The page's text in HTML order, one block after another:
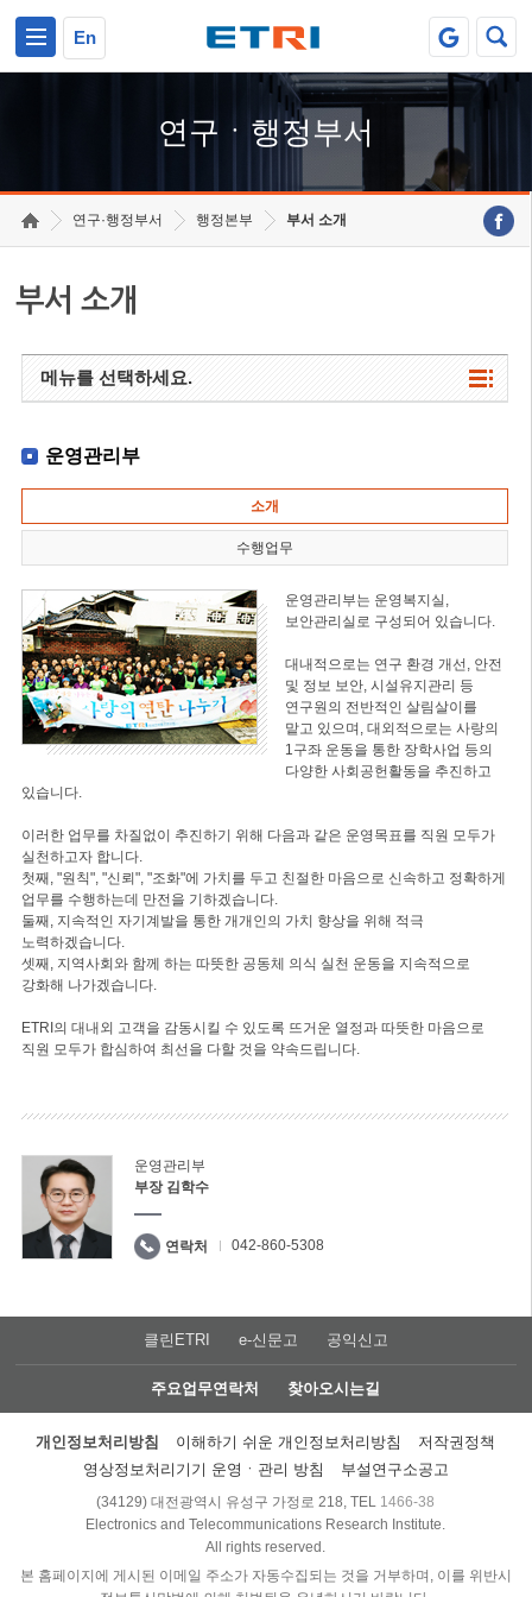
En
연구ㆍ행정부서
연구·행정부서 행정본부 부서 소개
부서 소개
메뉴를 선택하세요.
운영관리부
소개
수행업무
운영관리부는 운영복지실,
보안관리실로 구성되어 있습니다.
대내적으로는 연구 환경 개선, 안전
및 정보 보안, 시설유지관리 등
연구원의 전반적인 살림살이를
맡고 있으며, 대외적으로는 사랑의
1구좌 운동을 통한 장학사업 등의
다양한 사회공헌활동을 추진하고
있습니다.
이러한 업무를 차질없이 추진하기 위해 다음과 같은 운영목표를 직원 모두가
실천하고자 합니다.
첫째, "원칙", "신뢰", "조화"에 가치를 두고 친절한 마음으로 신속하고 정확하게
업무를 수행하는데 만전을 기하겠습니다.
둘째, 지속적인 자기계발을 통한 개개인의 가치 향상을 위해 적극
노력하겠습니다.
셋째, 지역사회와 함께 하는 따뜻한 공동체 의식 실천 운동을 지속적으로
강화해 나가겠습니다.
ETRI의 대내외 고객을 감동시킬 수 있도록 뜨거운 열정과 따뜻한 마음으로
직원 모두가 합심하여 최선을 다할 것을 약속드립니다.
운영관리부
부장 김학수
연락처 042-860-5308
클린ETRI e-신문고 공익신고
주요업무연락처 찾아오시는길
개인정보처리방침 이해하기 쉬운 개인정보처리방침
저작권정책
영상정보처리기기 운영ㆍ관리 방침
부설연구소공고
(34129) 대전광역시 유성구 가정로 218, TEL 1466-38
Electronics and Telecommunications Research Institute.
All rights reserved.
본 홈페이지에 게시된 이메일 주소가 자동수집되는 것을 거부하며, 이를 위반시